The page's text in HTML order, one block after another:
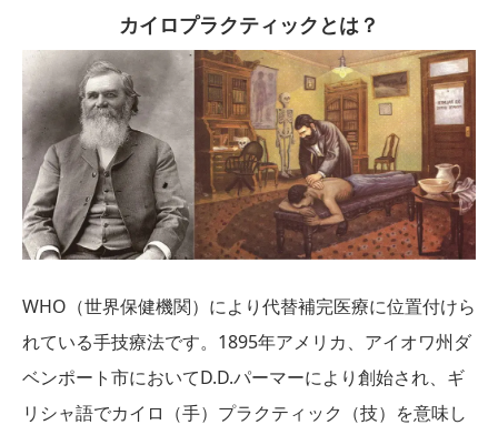
カイロプラクティックとは？
WHO（世界保健機関）により代替補完医療に位置付けら
れている手技療法です。1895年アメリカ、アイオワ州ダ
ベンポート市においてD.D.パーマーにより創始され、ギ
リシャ語でカイロ（手）プラクティック（技）を意味し